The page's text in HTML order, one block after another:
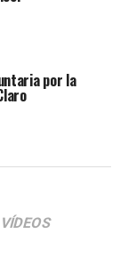
por la
VÍDEOS